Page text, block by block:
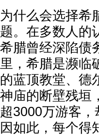
为什么会选择希
题。在多数人的
希腊曾经深陷债
里，希腊是濒临
的蓝顶教堂、德
神庙的断壁残垣
超3000万游客
因如此，每个得